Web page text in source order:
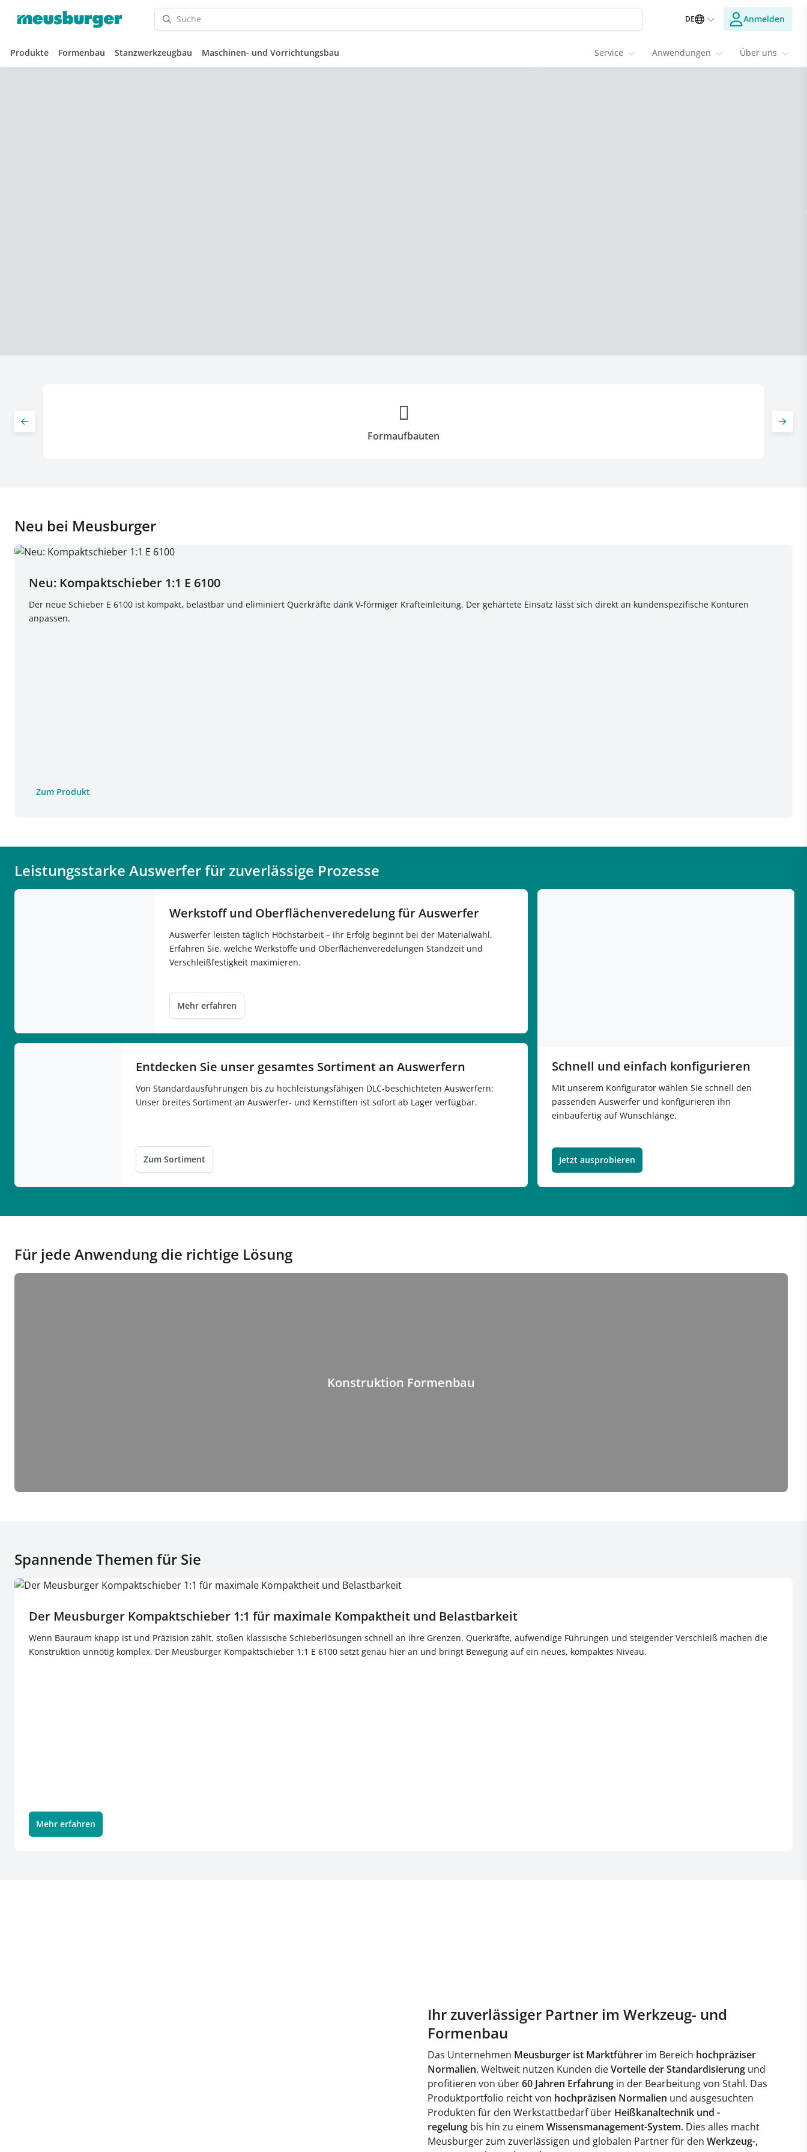
DE Anmelden
Produkte Formenbau Stanzwerkzeugbau Maschinen- und Vorrichtungsbau Service Anwendungen Über uns
Formaufbauten
Neu bei Meusburger
Neu: Kompaktschieber 1:1 E 6100
Der neue Schieber E 6100 ist kompakt, belastbar und eliminiert Querkräfte dank V-förmiger Krafteinleitung. Der gehärtete Einsatz lässt sich direkt an kundenspezifische Konturen
anpassen.
Zum Produkt
Leistungsstarke Auswerfer für zuverlässige Prozesse
Werkstoff und Oberflächenveredelung für Auswerfer
Auswerfer leisten täglich Höchstarbeit – ihr Erfolg beginnt bei der Materialwahl.
Erfahren Sie, welche Werkstoffe und Oberflächenveredelungen Standzeit und
Verschleißfestigkeit maximieren.
Mehr erfahren
Entdecken Sie unser gesamtes Sortiment an Auswerfern
Von Standardausführungen bis zu hochleistungsfähigen DLC-beschichteten Auswerfern:
Unser breites Sortiment an Auswerfer- und Kernstiften ist sofort ab Lager verfügbar.
Zum Sortiment
Schnell und einfach konfigurieren
Mit unserem Konfigurator wählen Sie schnell den
passenden Auswerfer und konfigurieren ihn
einbaufertig auf Wunschlänge.
Jetzt ausprobieren
Für jede Anwendung die richtige Lösung
Konstruktion Formenbau
Spannende Themen für Sie
Der Meusburger Kompaktschieber 1:1 für maximale Kompaktheit und Belastbarkeit
Wenn Bauraum knapp ist und Präzision zählt, stoßen klassische Schieberlösungen schnell an ihre Grenzen. Querkräfte, aufwendige Führungen und steigender Verschleiß machen die
Konstruktion unnötig komplex. Der Meusburger Kompaktschieber 1:1 E 6100 setzt genau hier an und bringt Bewegung auf ein neues, kompaktes Niveau.
Mehr erfahren
Ihr zuverlässiger Partner im Werkzeug- und
Formenbau
Das Unternehmen Meusburger ist Marktführer im Bereich hochpräziser
Normalien. Weltweit nutzen Kunden dieVorteile der Standardisierung und
profitieren von über60 Jahren Erfahrung in der Bearbeitung von Stahl. Das
Produktportfolio reicht von hochpräzisen Normalien und ausgesuchten
Produkten für den Werkstattbedarf über Heißkanaltechnik und -
regelung bis hin zu einem Wissensmanagement-System. Dies alles macht
Meusburger zum zuverlässigen und globalen Partner für den Werkzeug-,